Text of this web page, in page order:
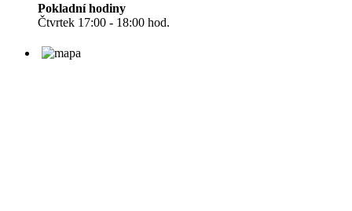
Pokladní hodiny
Čtvrtek 17:00 - 18:00 hod.